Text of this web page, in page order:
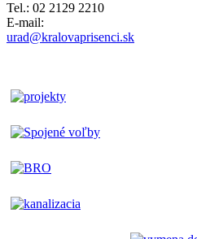
Tel.: 02 2129 2210
E-mail:
urad@kralovaprisenci.sk